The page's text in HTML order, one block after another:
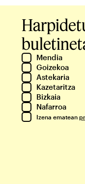
Mendia
Goizekoa
Astekaria
Kazetaritza
Bizkaia
Nafarroa
Izena ematean